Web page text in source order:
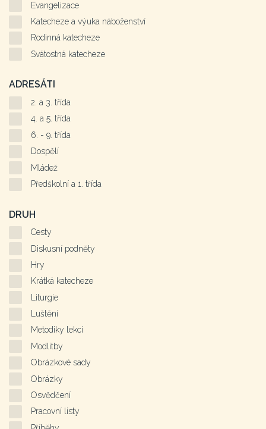
Evangelizace
Katecheze a výuka náboženství
Rodinná katecheze
Svátostná katecheze
ADRESÁTI
2. a 3. třída
4. a 5. třída
6. - 9. třída
Dospělí
Mládež
Předškolní a 1. třída
DRUH
Cesty
Diskusní podněty
Hry
Krátká katecheze
Liturgie
Luštění
Metodiky lekcí
Modlitby
Obrázkové sady
Obrázky
Osvědčení
Pracovní listy